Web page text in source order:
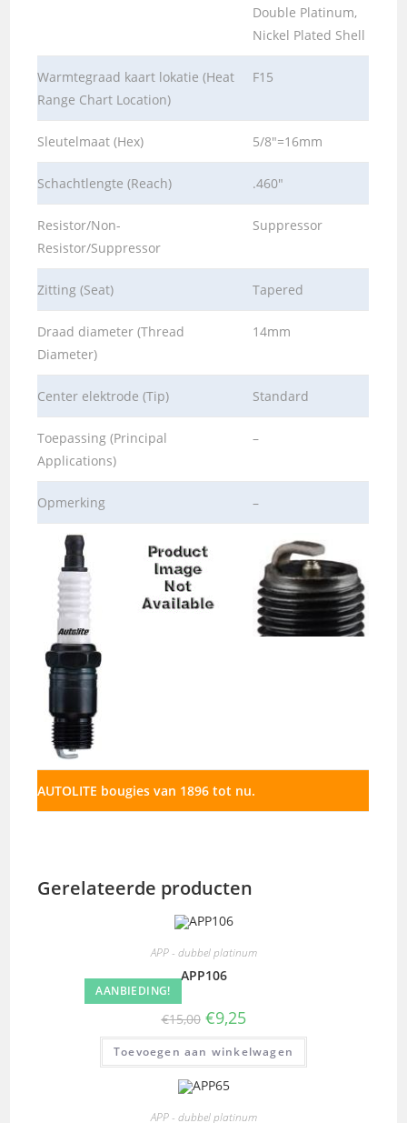
Double Platinum,
Nickel Plated Shell
Warmtegraad kaart lokatie (Heat
Range Chart Location)
F15
Sleutelmaat (Hex) 5/8″=16mm
Schachtlengte (Reach) .460″
Resistor/Non-
Resistor/Suppressor
Suppressor
Zitting (Seat) Tapered
Draad diameter (Thread
Diameter)
14mm
Center elektrode (Tip) Standard
Toepassing (Principal
Applications)
–
Opmerking –
AUTOLITE bougies van 1896 tot nu.
Gerelateerde producten
AANBIEDING!
APP - dubbel platinum
APP106
€15,00 €9,25
Toevoegen aan winkelwagen
APP - dubbel platinum